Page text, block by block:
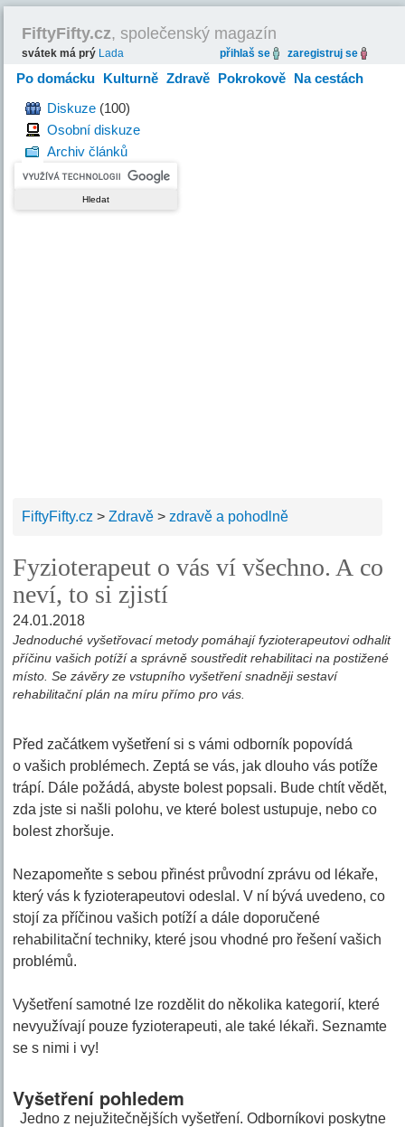
FiftyFifty.cz, společenský magazín
svátek má prý Lada přihlaš se zaregistruj se
Po domácku Kulturně Zdravě Pokrokově Na cestách
HravěDiskuze (100)
Osobní diskuze
Archiv článků
FiftyFifty.cz >Zdravě >zdravě a pohodlně
Fyzioterapeut o vás ví všechno. A co
neví, to si zjistí
24.01.2018
Jednoduché vyšetřovací metody pomáhají fyzioterapeutovi odhalit
příčinu vašich potíží a správně soustředit rehabilitaci na postižené
místo. Se závěry ze vstupního vyšetření snadněji sestaví
rehabilitační plán na míru přímo pro vás.
Před začátkem vyšetření si s vámi odborník popovídá
o vašich problémech. Zeptá se vás, jak dlouho vás potíže
trápí. Dále požádá, abyste bolest popsali. Bude chtít vědět,
zda jste si našli polohu, ve které bolest ustupuje, nebo co
bolest zhoršuje.
Nezapomeňte s sebou přinést průvodní zprávu od lékaře,
který vás k fyzioterapeutovi odeslal. V ní bývá uvedeno, co
stojí za příčinou vašich potíží a dále doporučené
rehabilitační techniky, které jsou vhodné pro řešení vašich
problémů.
Vyšetření samotné lze rozdělit do několika kategorií, které
nevyužívají pouze fyzioterapeuti, ale také lékaři. Seznamte
se s nimi i vy!
Vyšetření pohledem
Jedno z nejužitečnějších vyšetření. Odborníkovi poskytne